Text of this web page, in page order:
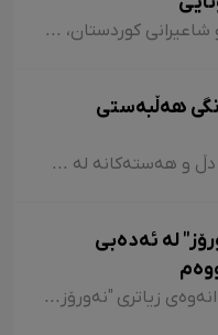
زۆرینەی نووسەران و شاعیرانی کوردستان، لە شیعر و دەقەکانیاندا بە شێوازی جۆراوجۆر باسی نەورۆزیان کردووە کە لەبەر نەبوونی مەجال تەنیا ئاماژەمان بە چەند شاعیر و چەند نموونە شیعر کرد. پێم خۆشە لە کۆتاییشدا ئاماژە بەوە بکەم کە شاعیران "موخلیس، عەونی، هەژار، زاری، عەلی حەسەنیانی، ژیلا حسەینی، محەممەد ساڵح دیلان، ئەسیری، ناسر ئاغابرا، جەلال مەلەکشا، شێرکۆ بێکەس و عەبدوڵڵا پەشێو و..." لە چەندین شیعریاندا باسی "نەورۆز"یان کردووە و لەسەر کوردستانیبوونی نەورۆز جەختیان کردووەتەوە.
هەڵبەستی
مەلای جزیری لێدانی دڵ و هەستەکانە لە شیعری کلاسیکدا. مەلای جزیری ساڵی ١٥٦٥ لە جزیری بۆتان لەدایک بووە. ناوی "ئەحمەد"ە و لە شیعردا نازناوی "نیشانی، مەلێ و مەلا"یە و لە سەدەی ١٧دا ژیاوە. مەلا ئەحمەد جزیری لەسەر دەستی باوکی (شێخ محەممەد) دەستی بە خوێندن کردووە و لە مەدرەسەی "هەکاری و عیمادی" درێژەی بە خوێندن داوە.
لە ئەدەبی
لەم بەشەشدا ڕەنگدانەوەی زیاتری "نەورۆز" لە شیعر و دەقی کوردیدا دەخەینەڕوو. هەروەها پێویستە ئاماژەش بەوە بکەم کە وێڕای ئەوەی لەم وتارەدا ڕەنگدانەوەی "نەورۆز" لە ئەدەبی کوردیدا دەبینین، ئاوڕێکیش لە شاعیران و نووسەرانمان دەدەینەوە کە بەداخەوە ناوی هەندێکیان بە فەرامۆشی سپێردراون.